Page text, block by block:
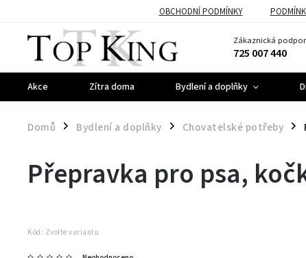
OBCHODNÍ PODMÍNKY
Zákaznická
725 007 440
Akce Zítra doma Bydlení a doplňky
Domů / Bydlení a doplňky / Chovatelské potřeby /
Přepravka pro psa,
Kód: Zvolte variantu